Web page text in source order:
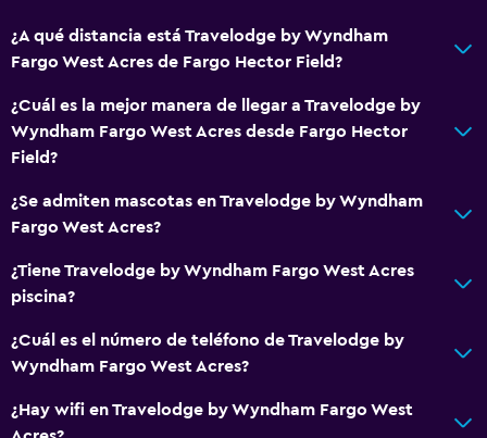
¿A qué distancia está Travelodge by Wyndham
Fargo West Acres de Fargo Hector Field?
¿Cuál es la mejor manera de llegar a Travelodge by
Wyndham Fargo West Acres desde Fargo Hector
Field?
¿Se admiten mascotas en Travelodge by Wyndham
Fargo West Acres?
¿Tiene Travelodge by Wyndham Fargo West Acres
piscina?
¿Cuál es el número de teléfono de Travelodge by
Wyndham Fargo West Acres?
¿Hay wifi en Travelodge by Wyndham Fargo West